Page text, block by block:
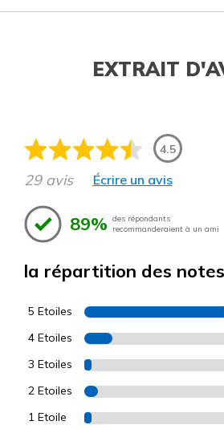
EXTRAIT
4.5
29 avis Écrire un avis
89% des répondants
recommanderaient à un ami
la répartition des notes
5 Etoiles
4 Etoiles
3 Etoiles
2 Etoiles
1 Etoile